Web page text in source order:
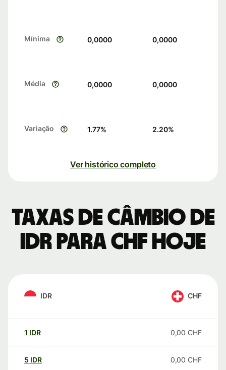
Mínima 0,0000 0,0000
Média 0,0000 0,0000
Variação 1.77% 2.20%
Ver histórico completo
Taxas de câmbio de
IDR para CHF hoje
IDR CHF
1 IDR 0,00 CHF
5 IDR 0,00 CHF